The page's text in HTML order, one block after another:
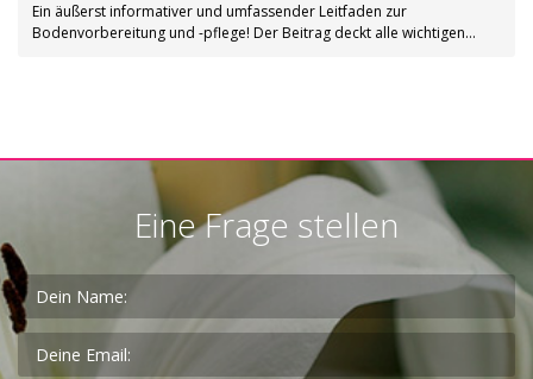
Ein äußerst informativer und umfassender Leitfaden zur
Bodenvorbereitung und -pflege! Der Beitrag deckt alle wichtigen…
Eine Frage stellen